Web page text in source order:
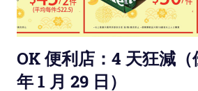
OK 便利店：4 天狂減
年 1 月 29 日）